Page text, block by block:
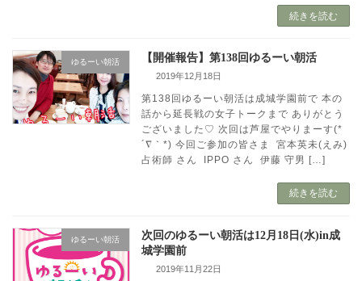
続きを読む
ゆるーい朝活 【開催報告】第138回ゆるーい朝活
2019年12月18日
第138回ゆるーい朝活は成城学園前で 本の
話から延長戦の女子トークまで ありがとう
ございました♡ 次回は芦屋でやりまーす(*
´∇｀*) 今回ご参加の皆さま 宮本英未(えみ)
占術師 さん IPPO さん 伊藤 守男 […]
続きを読む
ゆるーい朝活
次回のゆるーい朝活は12月18日(水)in成
城学園前
2019年11月22日